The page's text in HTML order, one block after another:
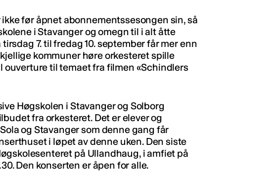
før åpnet abonnementssesongen sin, så
i Stavanger og omegn til i alt åtte
7. til fredag 10. september får mer enn
kommuner høre orkesteret spille
ouverture til temaet fra filmen «Schindlers
Høgskolen i Stavanger og Solborg
fra orkesteret. Det er elever og
og Stavanger som denne gang får
i løpet av denne uken. Den siste
på Ullandhaug, i amfiet på
Den konserten er åpen for alle.